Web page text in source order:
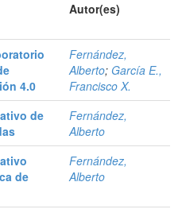
Autor(es)
4.0
Fernández,
Alberto; García E.,
Francisco X.
de
Fernández,
Alberto
de
Fernández,
Alberto